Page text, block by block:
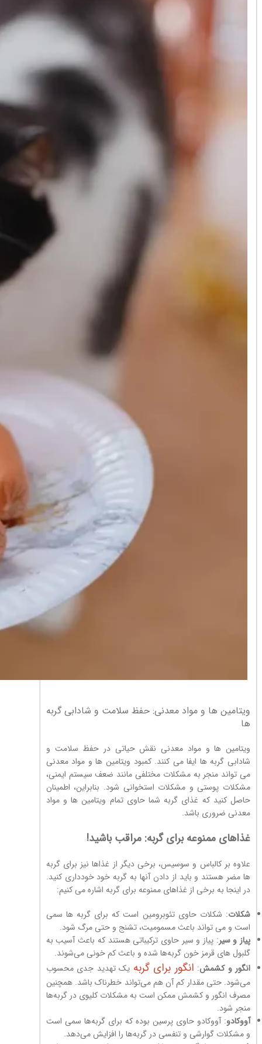
ویتامین ها و مواد معدنی: حفظ سلامت و شادابی گربه
ها
ویتامین ها و مواد معدنی نقش حیاتی در حفظ سلامت و
شادابی گربه ها ایفا می کنند. کمبود ویتامین ها و مواد معدنی
می تواند منجر به مشکلات مختلفی مانند ضعف سیستم ایمنی،
مشکلات پوستی و مشکلات استخوانی شود. بنابراین، اطمینان
حاصل کنید که غذای گربه شما حاوی تمام ویتامین ها و مواد
معدنی ضروری باشد.
غذاهای ممنوعه برای گربه: مراقب باشید!
علاوه بر کالباس و سوسیس، برخی دیگر از غذاها نیز برای گربه
ها مضر هستند و باید از دادن آنها به گربه خود خودداری کنید.
در اینجا به برخی از غذاهای ممنوعه برای گربه اشاره می کنیم:
شکلات: شکلات حاوی تئوبرومین است که برای گربه ها سمی
است و می تواند باعث مسمومیت، تشنج و حتی مرگ شود.
پیاز و سیر: پیاز و سیر حاوی ترکیباتی هستند که باعث آسیب به
گلبول های قرمز خون گربه‌ها شده و باعث کم خونی می‌شوند.
انگور و کشمش: انگور برای گربه‌ یک تهدید جدی محسوب
می‌شود. حتی مقدار کم آن هم می‌تواند خطرناک باشد. همچنین
مصرف انگور و کشمش ممکن است به مشکلات کلیوی در گربه‌ها
منجر شود.
آووکادو: آووکادو حاوی پرسین بوده که برای گربه‌ها سمی است
و مشکلات گوارشی و تنفسی در گربه‌ها را افزایش می‌دهد.